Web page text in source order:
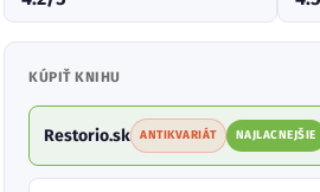
KÚPIŤ KNIHU
Restorio.sk ANTIKVARIÁT NAJLACNEJŠIE